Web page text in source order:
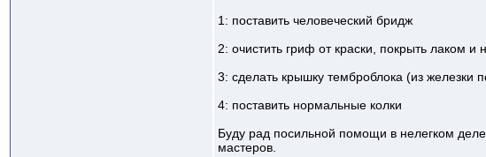
1: поставить человеческий бридж
2: очистить гриф от краски, покрыть лаком
3: сделать крышку темброблока (из железки
4: поставить нормальные колки
Буду рад посильной помощи в нелегком
мастеров.